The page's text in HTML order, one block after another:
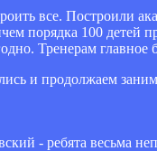
все. Построили
порядка 100
Тренерам главное
и продолжаем
- ребята весьма